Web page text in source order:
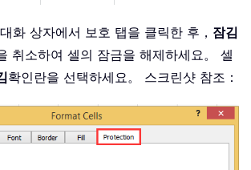
대화 상자에서 보호 탭을 클릭한 후， 잠김
취소하여 셀의 잠금을 해제하세요。 셀
확인란을 선택하세요。 스크린샷 참조：